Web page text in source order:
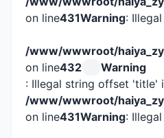
on line431Warning:
/www/wwwroot/
on line432
Warning
: Illegal string offset 'title'
/www/wwwroot/
on line431Warning: